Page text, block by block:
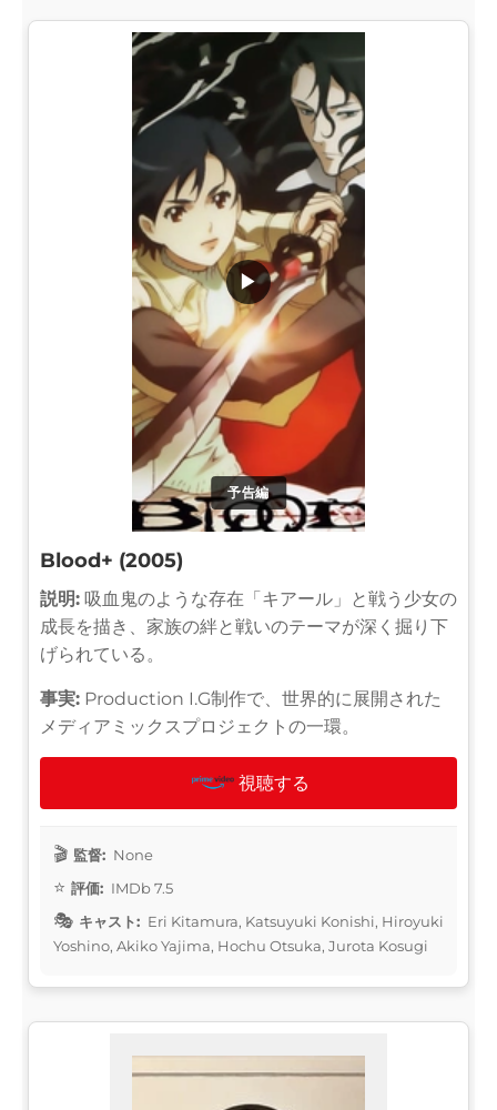
予告編
▶
Blood+ (2005)
説明: 吸血鬼のような存在「キアール」と戦う少女の
成長を描き、家族の絆と戦いのテーマが深く掘り下
げられている。
事実: Production I.G制作で、世界的に展開された
メディアミックスプロジェクトの一環。
視聴する
監督: None
評価: IMDb 7.5
キャスト: Eri Kitamura, Katsuyuki Konishi, Hiroyuki
Yoshino, Akiko Yajima, Hochu Otsuka, Jurota Kosugi